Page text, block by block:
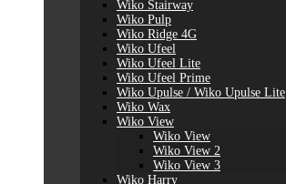
Wiko Stairway
Wiko Pulp
Wiko Ridge 4G
Wiko Ufeel
Wiko Ufeel Lite
Wiko Ufeel Prime
Wiko Upulse / Wiko Upulse Lite
Wiko Wax
Wiko View
Wiko View
Wiko View 2
Wiko View 3
Wiko Harry